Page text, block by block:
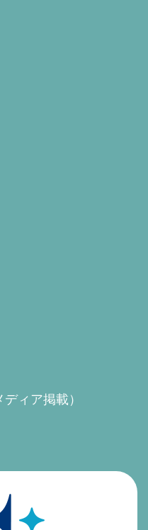
ィア掲載）